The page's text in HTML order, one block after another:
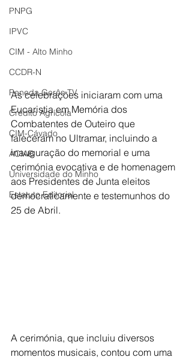
PNPG
IPVC
CIM - Alto Minho
CCDR-N
Peneda Gerês TV
Crédito Agrícola
CIM-Cávado
ACIAB
Universidade do Minho
Estatuto Editorial
As celebrações iniciaram com uma
Eucaristia em Memória dos
Combatentes de Outeiro que
faleceram no Ultramar, incluindo a
inauguração do memorial e uma
cerimónia evocativa e de homenagem
aos Presidentes de Junta eleitos
democraticamente e testemunhos do
25 de Abril.
A cerimónia, que incluiu diversos
momentos musicais, contou com uma